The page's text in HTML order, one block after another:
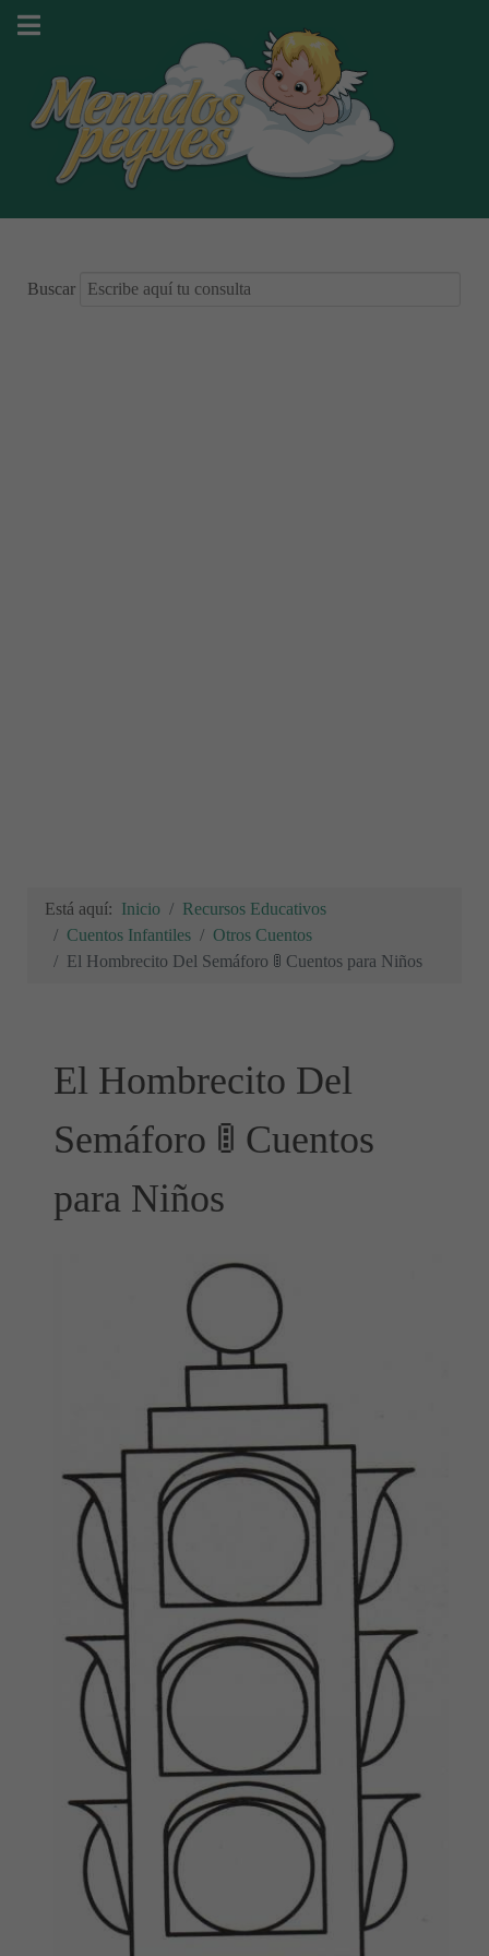
Buscar
Está aquí: Inicio
Recursos Educativos
Cuentos Infantiles
Otros Cuentos
El Hombrecito Del Semáforo 🚦 Cuentos para Niños
El Hombrecito Del
Semáforo 🚦 Cuentos
para Niños